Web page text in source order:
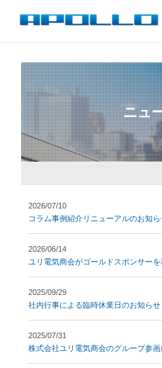
ニュ
2026/07/10
コラム事例紹介リニューアルのお知ら
2026/06/14
ユリ電気商会がゴールドスポンサー
2025/09/29
社内行事による臨時休業日のお知らせ
2025/07/31
株式会社ユリ電気商会のグループ参画